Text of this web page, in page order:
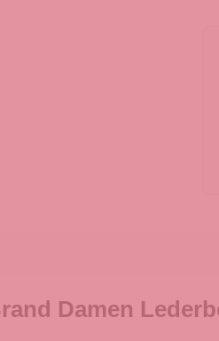
Damen